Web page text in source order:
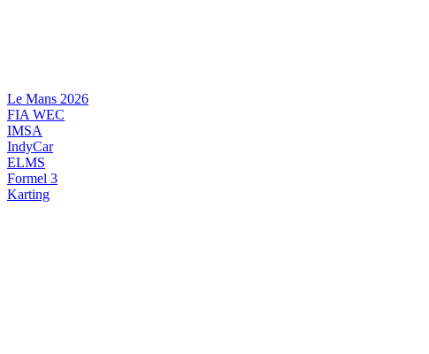
Le Mans 2026
FIA WEC
IMSA
IndyCar
ELMS
Formel 3
Karting